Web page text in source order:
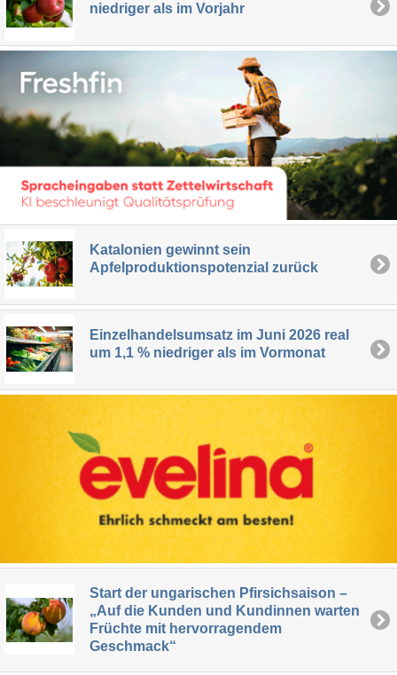
niedriger als im Vorjahr
Katalonien gewinnt sein
Apfelproduktionspotenzial zurück
Einzelhandelsumsatz im Juni 2026 real
um 1,1 % niedriger als im Vormonat
Start der ungarischen Pfirsichsaison –
„Auf die Kunden und Kundinnen warten
Früchte mit hervorragendem
Geschmack“